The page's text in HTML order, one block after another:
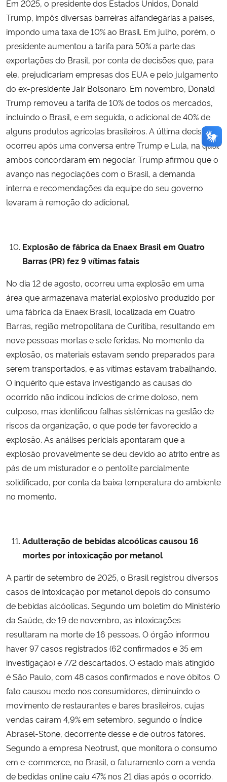
Em 2025, o presidente dos Estados Unidos, Donald
Trump, impôs diversas barreiras alfandegárias a países,
impondo uma taxa de 10% ao Brasil. Em julho, porém, o
presidente aumentou a tarifa para 50% a parte das
exportações do Brasil, por conta de decisões que, para
ele, prejudicariam empresas dos EUA e pelo julgamento
do ex-presidente Jair Bolsonaro. Em novembro, Donald
Trump removeu a tarifa de 10% de todos os mercados,
incluindo o Brasil, e em seguida, o adicional de 40% de
alguns produtos agrícolas brasileiros. A última decisão
ocorreu após uma conversa entre Trump e Lula, na qual
ambos concordaram em negociar. Trump afirmou que o
avanço nas negociações com o Brasil, a demanda
interna e recomendações da equipe do seu governo
levaram à remoção do adicional.
Explosão de fábrica da Enaex Brasil em Quatro
Barras (PR) fez 9 vítimas fatais
No dia 12 de agosto, ocorreu uma explosão em uma
área que armazenava material explosivo produzido por
uma fábrica da Enaex Brasil, localizada em Quatro
Barras, região metropolitana de Curitiba, resultando em
nove pessoas mortas e sete feridas. No momento da
explosão, os materiais estavam sendo preparados para
serem transportados, e as vítimas estavam trabalhando.
O inquérito que estava investigando as causas do
ocorrido não indicou indícios de crime doloso, nem
culposo, mas identificou falhas sistêmicas na gestão de
riscos da organização, o que pode ter favorecido a
explosão. As análises periciais apontaram que a
explosão provavelmente se deu devido ao atrito entre as
pás de um misturador e o pentolite parcialmente
solidificado, por conta da baixa temperatura do ambiente
no momento.
Adulteração de bebidas alcoólicas causou 16
mortes por intoxicação por metanol
A partir de setembro de 2025, o Brasil registrou diversos
casos de intoxicação por metanol depois do consumo
de bebidas alcóolicas. Segundo um boletim do Ministério
da Saúde, de 19 de novembro, as intoxicações
resultaram na morte de 16 pessoas. O órgão informou
haver 97 casos registrados (62 confirmados e 35 em
investigação) e 772 descartados. O estado mais atingido
é São Paulo, com 48 casos confirmados e nove óbitos. O
fato causou medo nos consumidores, diminuindo o
movimento de restaurantes e bares brasileiros, cujas
vendas caíram 4,9% em setembro, segundo o Índice
Abrasel-Stone, decorrente desse e de outros fatores.
Segundo a empresa Neotrust, que monitora o consumo
em e-commerce, no Brasil, o faturamento com a venda
de bedidas online caiu 47% nos 21 dias após o ocorrido.